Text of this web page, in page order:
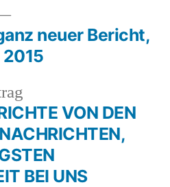
Beitrag:VON DEN
BEI UNS
Nächster
Beitrag:neuer Bericht,